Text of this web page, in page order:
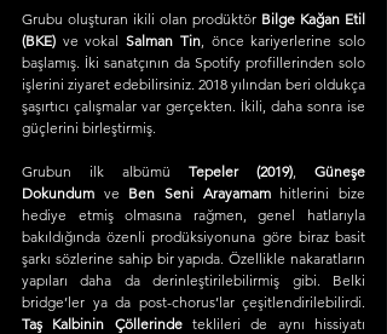
Grubu oluşturan ikili olan prodüktör Bilge Kağan Etil
(BKE) ve vokal Salman Tin, önce kariyerlerine solo
başlamış. İki sanatçının da Spotify profillerinden solo
işlerini ziyaret edebilirsiniz. 2018 yılından beri oldukça
şaşırtıcı çalışmalar var gerçekten. İkili, daha sonra ise
güçlerini birleştirmiş.
Grubun ilk albümü Tepeler (2019)
Güneşe
Dokundum ve Ben Seni Arayamam hitlerini bize
hediye etmiş olmasına rağmen, genel hatlarıyla
bakıldığında özenli prodüksiyonuna göre biraz basit
şarkı sözlerine sahip bir yapıda. Özellikle nakaratların
yapıları daha da derinleştirilebilirmiş gibi. Belki
Taş Kalbinin Çöllerinde teklileri de aynı hissiyatı